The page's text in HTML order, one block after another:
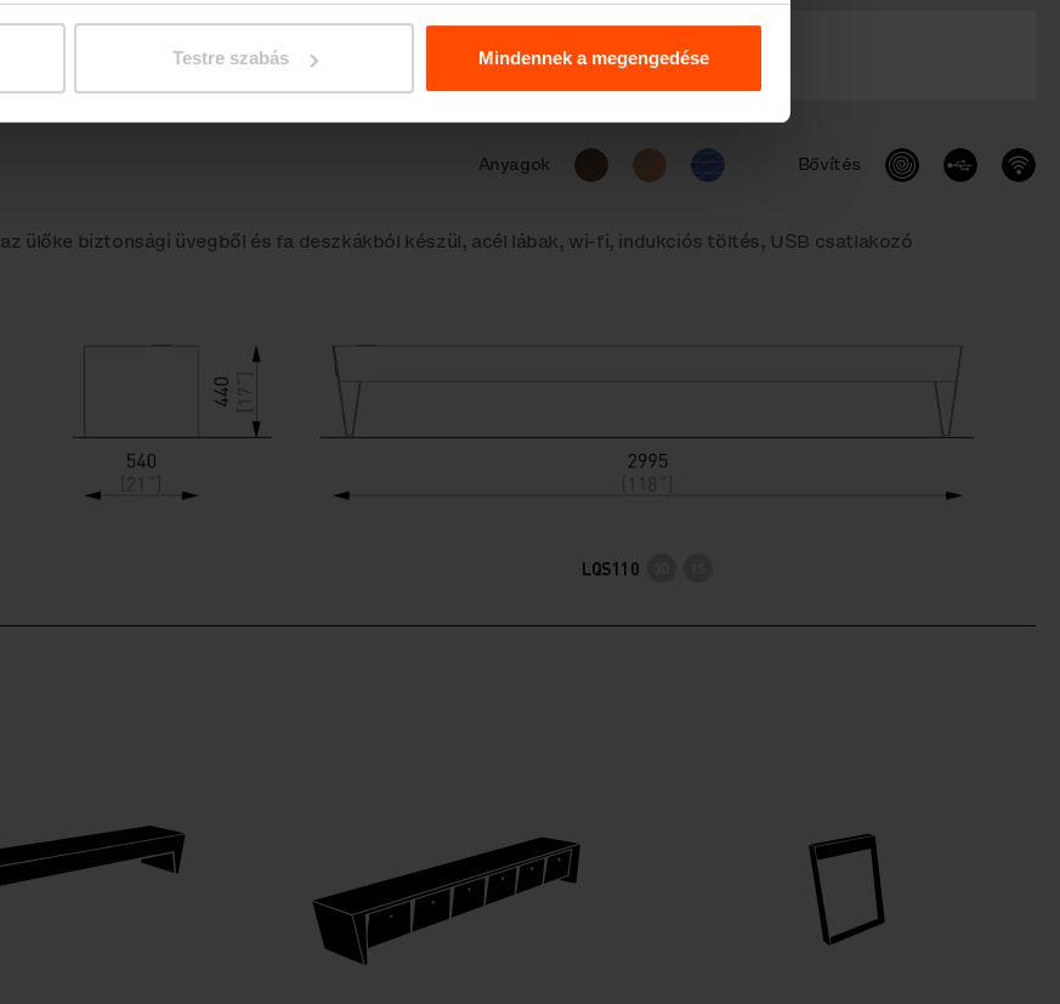
Testre szabás Mindennek a megengedése
Anyagok Bővítés
az ülőke biztonsági üvegből és fa deszkákból készül, acél lábak, wi-fi, indukciós töltés, USB csatlakozó
LQS110